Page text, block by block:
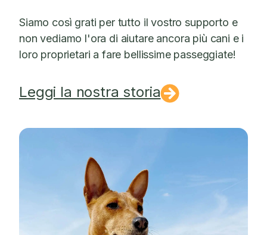
Siamo così grati per tutto il vostro supporto e
non vediamo l'ora di aiutare ancora più cani e i
loro proprietari a fare bellissime passeggiate!
Leggi la nostra storia